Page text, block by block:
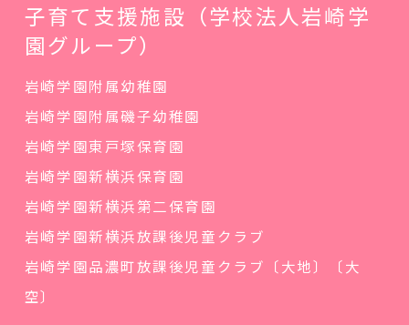
子育て支援施設（学校法人岩崎学
園グループ）
岩崎学園附属幼稚園
岩崎学園附属磯子幼稚園
岩崎学園東戸塚保育園
岩崎学園新横浜保育園
岩崎学園新横浜第二保育園
岩崎学園新横浜放課後児童クラブ
岩崎学園品濃町放課後児童クラブ〔大地〕〔大
空〕